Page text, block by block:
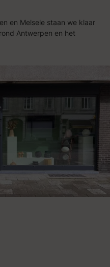
en Melsele staan we klaar
Antwerpen en het